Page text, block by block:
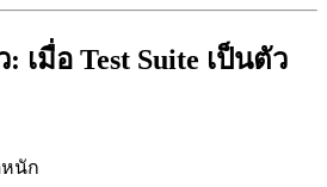
เมื่อ Test Suite เป็นตัว
หนัก